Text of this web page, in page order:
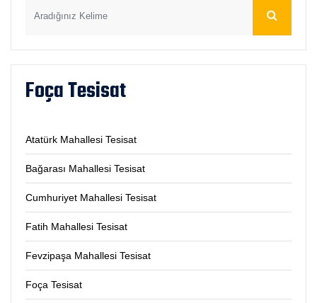
Foça Tesisat
Atatürk Mahallesi Tesisat
Bağarası Mahallesi Tesisat
Cumhuriyet Mahallesi Tesisat
Fatih Mahallesi Tesisat
Fevzipaşa Mahallesi Tesisat
Foça Tesisat